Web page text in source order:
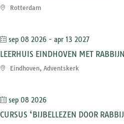
Rotterdam
sep 08 2026 - apr 13 2027
LEERHUIS EINDHOVEN MET
Eindhoven, Adventskerk
sep 08 2026
CURSUS ‘BIJBELLEZEN DOOR